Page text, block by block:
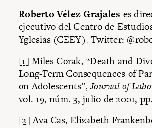
Roberto Vélez Grajales es
ejecutivo del Centro de
Yglesias (CEEY). Twitter:
[1] Miles Corak, “Death and
Long-Term Consequences of
on Adolescents”,Journal of
vol. 19, núm. 3, julio de 2001, pp.
[2]Ava Cas, Elizabeth